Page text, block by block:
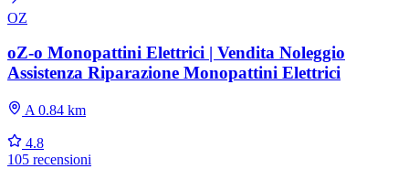
OZ
oZ-o Monopattini Elettrici | Vendita Noleggio
Assistenza Riparazione Monopattini Elettrici
A 0.84 km
4.8
105 recensioni